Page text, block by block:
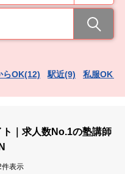
らOK(12) 駅近(9) 私服OK（
ト｜求人数No.1の塾講師
件表示